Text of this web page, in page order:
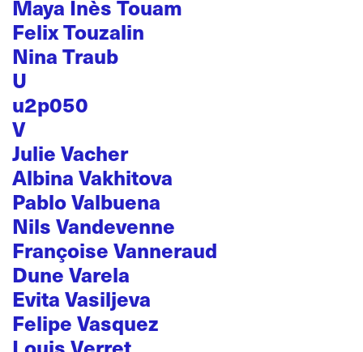
Maya Inès Touam
Felix Touzalin
Nina Traub
U
u2p050
V
Julie Vacher
Albina Vakhitova
Pablo Valbuena
Nils Vandevenne
Françoise Vanneraud
Dune Varela
Evita Vasiljeva
Felipe Vasquez